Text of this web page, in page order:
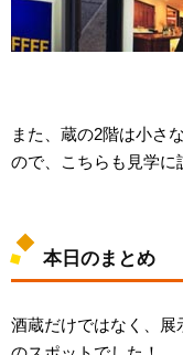
また、蔵の2階は小さ
ので、こちらも見学に
本日のまとめ
酒蔵だけではなく、展